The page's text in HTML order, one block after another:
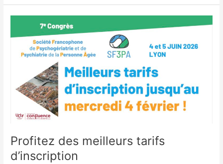
Président
du
Local
d’Organisation
Profitez des meilleurs tarifs
d’inscription